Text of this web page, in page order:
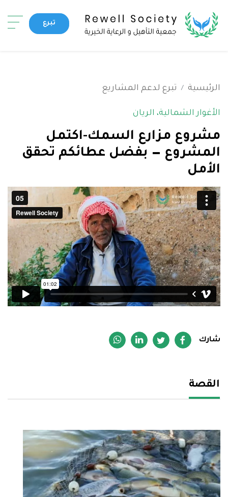
إلى
المحتوى
تبرع
Top header menu
اتصل بنا
أسئلة شائعة
EN
تاريخنا
شارك
تمويل حملة
الحملات المكتملة
الرئيسية تبرع لدعم المشاريع
الأغوار الشمالية، الريان
مشروع مزارع السمك-اكتمل
المشروع — بفضل عطائكم تحقق
الأمل
شارك
القصة